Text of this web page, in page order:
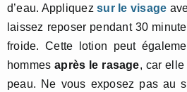
d’eau. Appliquezsur le visage
laissez reposer pendant 30
froide. Cette lotion peut
hommesaprès le rasage, car
peau. Ne vous exposez pas au